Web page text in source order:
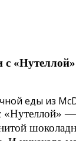
«Нутеллой»
«Нутеллой» —